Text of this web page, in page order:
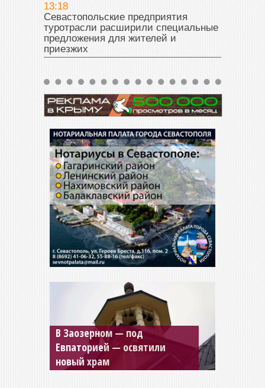
13:18
Севастопольские предприятия
туротрасли расширили специальные
предложения для жителей и
приезжих
Мужской монастырь Косьмы
и Дамиана в Крыму вновь
открыт для посещения